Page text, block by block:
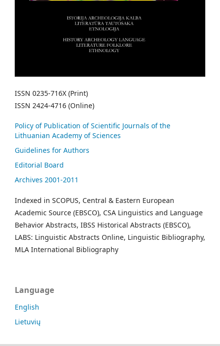
ISSN 0235-716X (Print)
ISSN 2424-4716 (Online)
Policy of Publication of Scientific Journals of the
Lithuanian Academy of Sciences
Guidelines for Authors
Editorial Board
Archives 2001-2011
Indexed in SCOPUS, Central & Eastern European
Academic Source (EBSCO), CSA Linguistics and Language
Behavior Abstracts, IBSS Historical Abstracts (EBSCO),
LABS: Linguistic Abstracts Online, Linguistic Bibliography,
MLA International Bibliography
Language
English
Lietuvių